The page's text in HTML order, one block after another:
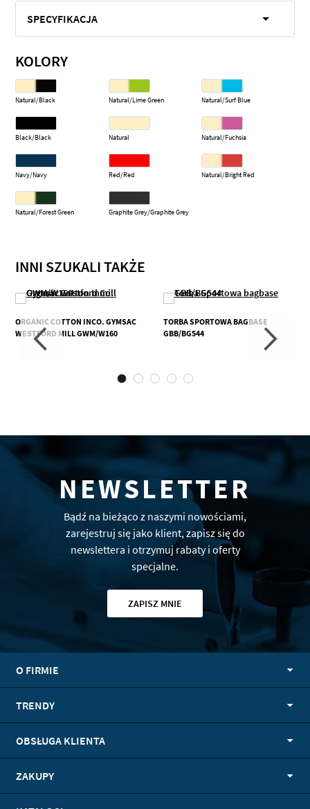
SPECYFIKACJA
KOLORY
Natural/Black Natural/Lime Green Natural/Surf Blue
Black/Black Natural Natural/Fuchsia
Navy/Navy Red/Red Natural/Bright Red
Natural/Forest Green Graphite Grey/Graphite Grey
INNI SZUKALI TAKŻE
ORGANIC COTTON INCO. GYMSAC
WESTFORD MILL GWM/W160
TORBA SPORTOWA BAGBASE
GBB/BG544
NEWSLETTER
Bądź na bieżąco z naszymi nowościami,
zarejestruj się jako klient, zapisz się do
newslettera i otrzymuj rabaty i oferty
specjalne.
ZAPISZ MNIE
O FIRMIE
TRENDY
OBSŁUGA KLIENTA
ZAKUPY